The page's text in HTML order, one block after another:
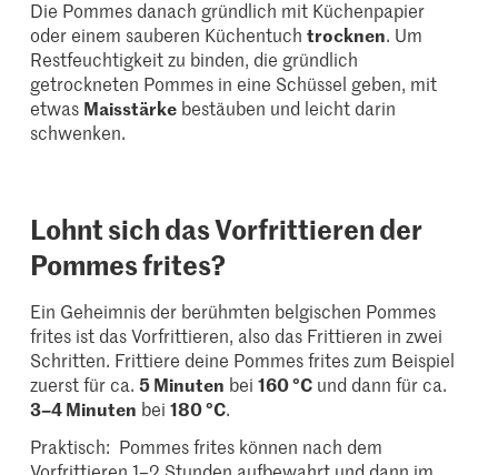
Die Pommes danach gründlich mit Küchenpapier
oder einem sauberen Küchentuchtrocknen. Um
Restfeuchtigkeit zu binden, die gründlich
getrockneten Pommes in eine Schüssel geben, mit
etwas Maisstärke bestäuben und leicht darin
schwenken.
Lohnt sich das Vorfrittieren der
Pommes frites?
Ein Geheimnis der berühmten belgischen Pommes
frites ist das Vorfrittieren, also das Frittieren in zwei
Schritten. Frittiere deine Pommes frites zum Beispiel
zuerst für ca.5 Minuten bei160 °C und dann für ca.
3–4 Minuten bei180 °C.
Praktisch: Pommes frites können nach dem